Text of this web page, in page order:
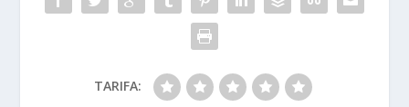
TARIFA: